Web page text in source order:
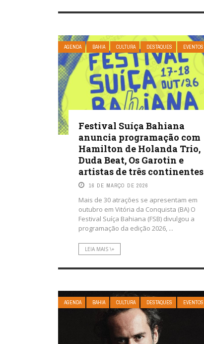
AGENDA BAHIA CULTURA DESTAQUES EVENTOS
Festival Suíça Bahiana
anuncia programação com
Hamilton de Holanda Trio,
Duda Beat, Os Garotin e
artistas de três continentes
16 DE MARÇO DE 2026
Mais de 30 atrações se apresentam em
outubro em Vitória da Conquista (BA) O
Festival Suíça Bahiana (FSB) divulgou a
programação da edição 2026, ...
LEIA MAIS \+
AGENDA BAHIA CULTURA DESTAQUES EVENTOS